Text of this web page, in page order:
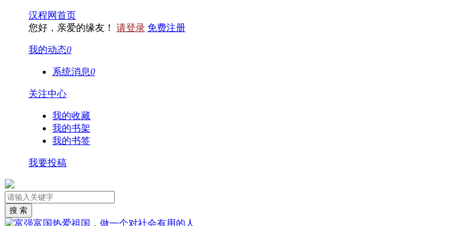
汉程网首页
您好，亲爱的缘友！ 请登录 免费注册
我的动态0
系统消息0
关注中心
我的收藏
我的书架
我的书签
我要投稿